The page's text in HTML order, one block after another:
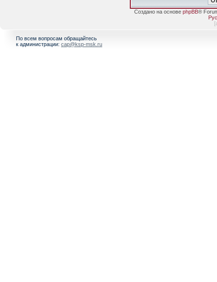
Создано на основе phpBB®
[
По всем вопросам обращайтесь
к администрации: cap@ksp-msk.ru